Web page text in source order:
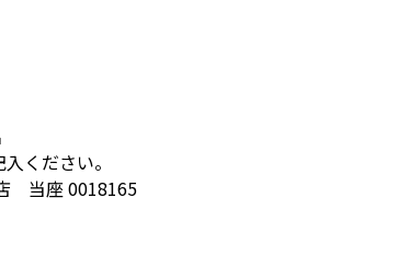
ください。
当座 0018165